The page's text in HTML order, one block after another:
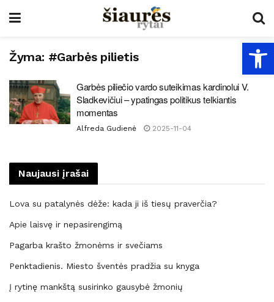
Žyma: #Garbės pilietis
Garbės piliečio vardo suteikimas kardinolui V.
Sladkevičiui – ypatingas politikus telkiantis
momentas
Alfreda Gudienė 2025-11-04
Naujausi įrašai
Lova su patalynės dėže: kada ji iš tiesų praverčia?
Apie laisvę ir nepasirengimą
Pagarba krašto žmonėms ir svečiams
Penktadienis. Miesto šventės pradžia su knyga
Į rytinę mankštą susirinko gausybė žmonių